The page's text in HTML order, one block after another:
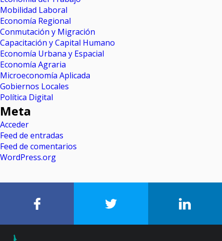
Mobilidad Laboral
Economía Regional
Conmutación y Migración
Capacitación y Capital Humano
Economía Urbana y Espacial
Economía Agraria
Microeconomía Aplicada
Gobiernos Locales
Política Digital
Meta
Acceder
Feed de entradas
Feed de comentarios
WordPress.org